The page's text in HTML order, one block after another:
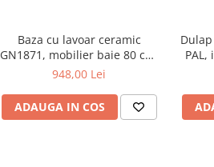
Baza cu lavoar ceramic
GN1871, mobilier baie 80 cm,
front MDF, 1 sertar, 1 usa,
cromate reglabile, alb
948,00 Lei
ADAUGA IN COS
usi,